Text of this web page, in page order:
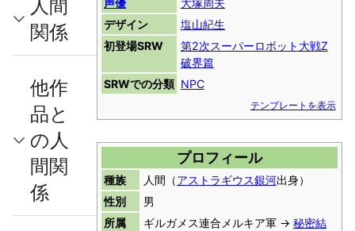
デザイン
塩山紀生
初登場SRW
第2次スーパーロボット大戦Z
破界篇
SRWでの分類 NPC
テンプレートを表示
プロフィール
種族 人間（アストラギウス銀河出身）
性別
男
所属
ギルガメス連合メルキア軍 → 秘密結
人間
関係
他作
品と
の人
間関
係